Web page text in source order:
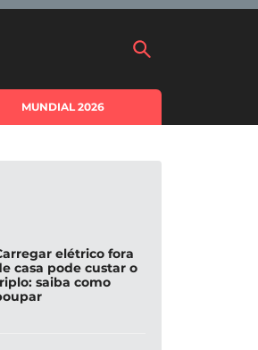
MUNDIAL 2026
elétrico fora
casa pode custar o
saiba como